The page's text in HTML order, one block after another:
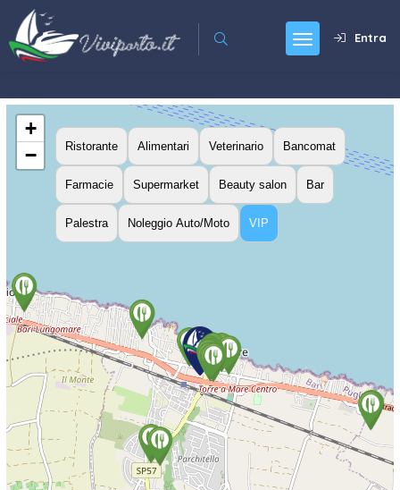
Entra
Ristorante Alimentari Veterinario Bancomat
Farmacie Supermarket Beauty salon Bar
Palestra Noleggio Auto/Moto VIP
+
−